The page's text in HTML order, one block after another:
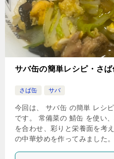
サバ缶の簡単レシピ・さ
さば缶 サバ
今回は、 サバ缶 の簡単 レシ
です。 常備菜の 鯖缶 を使い
を合わせ、彩りと栄養面を考
の中華炒めを作ってみました